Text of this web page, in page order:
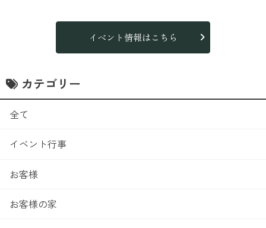
イベント情報はこちら
カテゴリー
全て
イベント行事
お客様
お客様の家